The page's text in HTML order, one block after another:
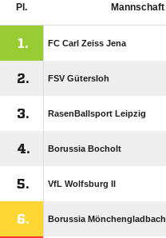
Pl. Mannschaft
1. FC Carl Zeiss Jena
2. FSV Gütersloh
3. RasenBallsport Leipzig
4. Borussia Bocholt
5. VfL Wolfsburg II
6. Borussia Mönchengladbach